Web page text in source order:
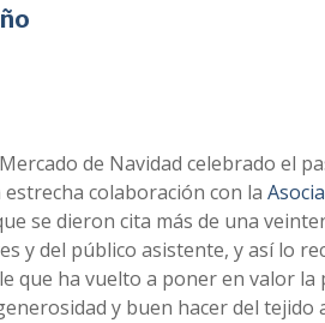
de Navidad celebrado el
colaboración con la
se dieron cita más de una
y del público asistente, y así lo
que ha vuelto a poner en valor
y buen hacer del tejido